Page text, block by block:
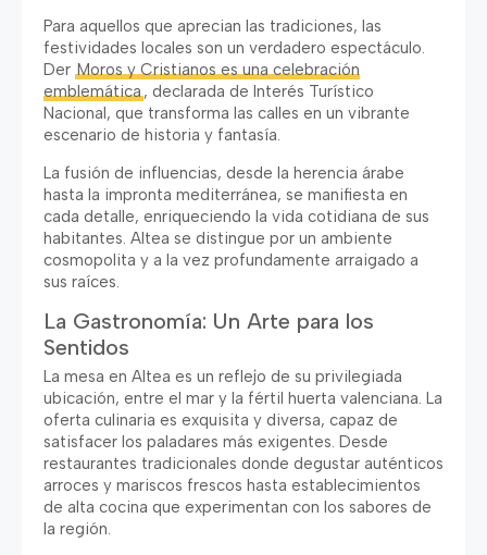
Para aquellos que aprecian las tradiciones, las
festividades locales son un verdadero espectáculo.
Der Moros y Cristianos es una celebración
emblemática, declarada de Interés Turístico
Nacional, que transforma las calles en un vibrante
escenario de historia y fantasía.
La fusión de influencias, desde la herencia árabe
hasta la impronta mediterránea, se manifiesta en
cada detalle, enriqueciendo la vida cotidiana de sus
habitantes. Altea se distingue por un ambiente
cosmopolita y a la vez profundamente arraigado a
sus raíces.
La Gastronomía: Un Arte para los
Sentidos
La mesa en Altea es un reflejo de su privilegiada
ubicación, entre el mar y la fértil huerta valenciana. La
oferta culinaria es exquisita y diversa, capaz de
satisfacer los paladares más exigentes. Desde
restaurantes tradicionales donde degustar auténticos
arroces y mariscos frescos hasta establecimientos
de alta cocina que experimentan con los sabores de
la región.